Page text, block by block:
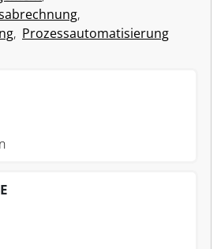
,
, Prozessautomatisierung